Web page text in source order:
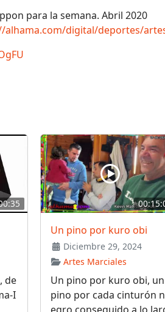
para la semana. Abril 2020
alhama.com/digital/deportes/
de
I
Un pino por kuro obi
Diciembre 29, 2024
Artes Marciales
Un pino por kuro obi, un
pino por cada cinturón n